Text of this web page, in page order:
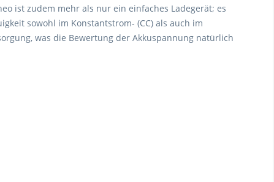
ist zudem mehr als nur ein einfaches Ladegerät; es
sowohl im Konstantstrom- (CC) als auch im
was die Bewertung der Akkuspannung natürlich